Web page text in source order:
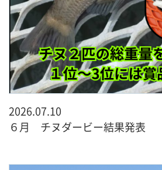
2026.07.10
６月 チヌダービー結果発表